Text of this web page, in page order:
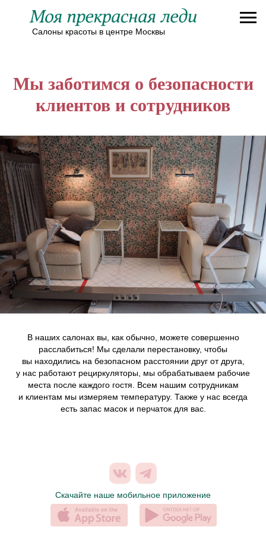
Купить сертификат
Записаться в салон
Салоны красоты в центре Москвы
КОМАНДА
КЭШБЕК
КОНТАКТЫ
Мы заботимся о безопасности
клиентов и сотрудников
В наших салонах вы, как обычно, можете совершенно
расслабиться! Мы сделали перестановку, чтобы
вы находились на безопасном расстоянии друг от друга,
у нас работают рециркуляторы, мы обрабатываем рабочие
места после каждого гостя. Всем нашим сотрудникам
и клиентам мы измеряем температуру. Также у нас всегда
есть запас масок и перчаток для вас.
Скачайте наше мобильное приложение